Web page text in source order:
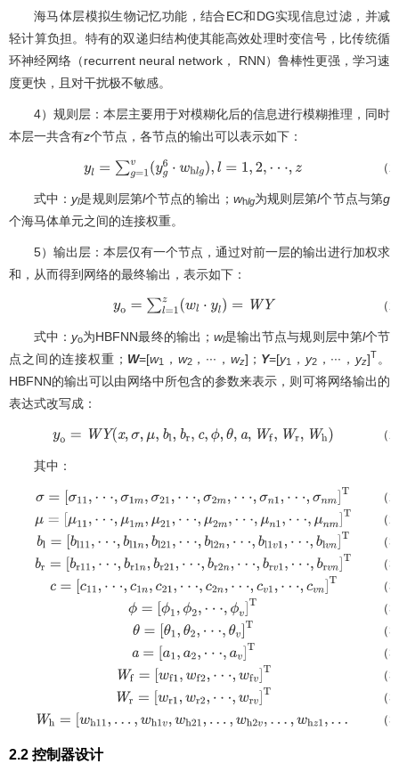
海马体层模拟生物记忆功能，结合EC和DG实现信息过滤，并减
轻计算负担。特有的双递归结构使其能高效处理时变信号，比传统循
环神经网络（recurrent neural network， RNN）鲁棒性更强，学习速
度更快，且对干扰极不敏感。
4）规则层：本层主要用于对模糊化后的信息进行模糊推理，同时
本层一共含有z个节点，各节点的输出可以表示如下：
y l=∑g= 1v(y g 6⋅whlg ), =1 ,2, ⋅⋅⋅, z （
式中：yl是规则层第l个节点的输出； whlg为规则层第l个节点与第g
个海马体单元之间的连接权重。
5）输出层：本层仅有一个节点，通过对前一层的输出进行加权求
和，从而得到网络的最终输出，表示如下：
y o=∑l=1z(w l⋅ yl)= WY （
式中：yo为HBFNN最终的输出； wl是输出节点与规则层中第l个节
点之间的连接权重； W=[w1 ， w2，∙∙∙，wz]； Y=[y1 ， y2，∙∙∙，yz]T 。
HBFNN的输出可以由网络中所包含的参数来表示，则可将网络输出的
表达式改写成：
y o=W Y(x,σ,μ,b l,br ,c,ϕ ,θ ,a, Wf ,W ,Wh （
其中：
σ=[σ11 ,⋅ ⋅⋅,σ1m, σ21,⋅ ⋅ , σ2m,⋅⋅⋅, σ n 1,⋅⋅⋅,σn m T
（
μ=[μ11, ⋅⋅ ⋅,μ1m,μ 21,⋅⋅ ⋅, μ 2m,⋅⋅⋅,μ n 1 ,⋅⋅⋅,μnm] T
（
b l=[bl11 ,⋅ ⋅⋅,bl1n, bl21, ⋅⋅ ⋅, bl2n,⋅⋅⋅ b l1v 1,⋅⋅⋅,b v n ]T
（
b r=[br11, ⋅⋅ ,br1n,br21 ,⋅ ⋅⋅ b r2n,⋅⋅ , b v1,⋅⋅⋅,b r vn]T
（
c=[c11 ,⋅ ⋅⋅, c1n,c21,⋅ ⋅ ,c2 n,⋅⋅⋅, c v1,⋅ ⋅⋅,cv n T
（
ϕ=[ϕ1,ϕ2 ,⋅ ⋅⋅ ,ϕ v]T
（
θ=[θ 1,θ 2 ⋅ ⋅,θv]T
（
a=[a 1,a2, ⋅⋅ ⋅,av]T
（
W =[wf1 ,wf2, ⋅⋅ ⋅, wf v]T
（
W =[wr1,wr2 ,⋅ ⋅⋅ w rv]T
（
W =[wh11 … , wh1v,wh21,… , w h 2v,…, w h z 1,…,whz v ] （
2.2 控制器设计